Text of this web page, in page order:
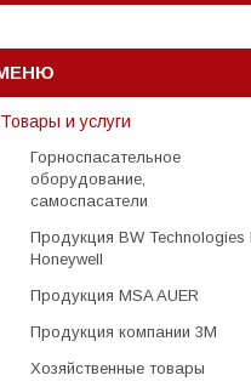
Товары и услуги
Горноспасательное
оборудование,
самоспасатели
Продукция BW Technologies
Honeywell
Продукция MSA AUER
Продукция компании 3М
Хозяйственные товары